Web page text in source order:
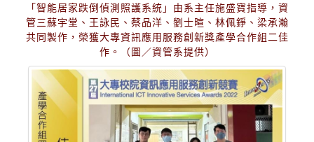
「智能居家跌倒偵測照護系統」由系主任施盛寶指導，資
管三蘇宇堂、王詠民、蔡品洋、劉士暄、林佩錚、梁承瀚
共同製作，榮獲大專資訊應用服務創新獎產學合作組二佳
作。（圖／資管系提供）